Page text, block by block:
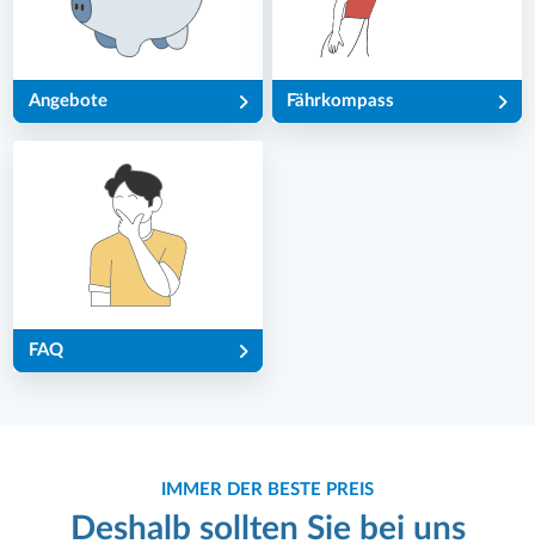
Angebote Fährkompass
FAQ
IMMER DER BESTE PREIS
Deshalb sollten Sie bei uns